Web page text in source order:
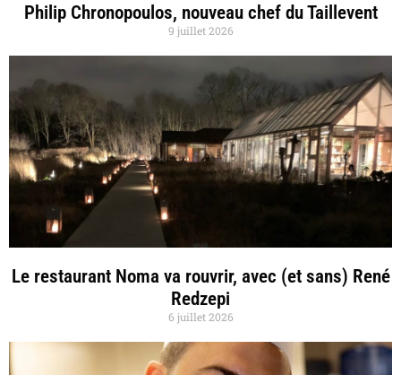
Philip Chronopoulos, nouveau chef du Taillevent
9 juillet 2026
Le restaurant Noma va rouvrir, avec (et sans) René
Redzepi
6 juillet 2026